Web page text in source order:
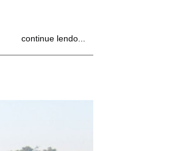
continue lendo...